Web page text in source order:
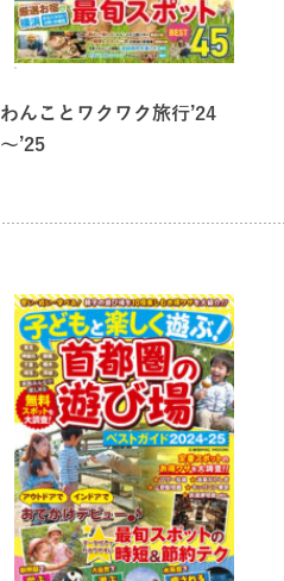
わんことワクワク旅行’24
～’25